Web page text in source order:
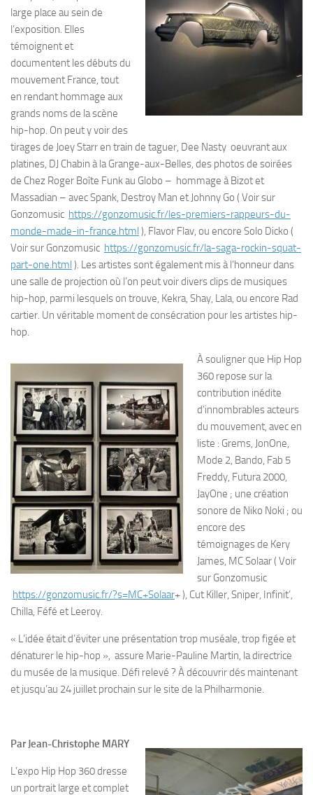
large place au sein de
l’exposition. Elles
témoignent et
documentent les débuts du
mouvement France, tout
en rendant hommage aux
grands noms de la scène
hip-hop. On peut y voir des
tirages de Joey Starr en train de taguer, Dee Nasty oeuvrant aux
platines, DJ Chabin à la Grange-aux-Belles, des photos de soirées
de Chez Roger Boîte Funk au Globo – hommage à Bizot et
Massadian – avec Spank, Destroy Man et Johnny Go ( Voir sur
Gonzomusic https://gonzomusic.fr/les-premiers-rappeurs-du-
monde-made-in-france.html ), Flavor Flav, ou encore Solo Dicko (
Voir sur Gonzomusic https://gonzomusic.fr/la-saga-rockin-squat-
part-one.html ). Les artistes sont également mis à l’honneur dans
une salle de projection où l’on peut voir divers clips de musiques
hip-hop, parmi lesquels on trouve, Kekra, Shay, Lala, ou encore Rad
cartier. Un véritable moment de consécration pour les artistes hip-
hop.
À souligner que Hip Hop
360 repose sur la
contribution inédite
d’innombrables acteurs
du mouvement, avec en
liste : Grems, JonOne,
Mode 2, Bando, Fab 5
Freddy, Futura 2000,
JayOne ; une création
sonore de Niko Noki ; ou
encore des
témoignages de Kery
James, MC Solaar ( Voir
sur Gonzomusic
https://gonzomusic.fr/?s=MC+Solaar+ ), Cut Killer, Sniper, Infinit’,
Chilla, Féfé et Leeroy.
« L’idée était d’éviter une présentation trop muséale, trop figée et
dénaturer le hip-hop », assure Marie-Pauline Martin, la directrice
du musée de la musique. Défi relevé ? À découvrir dés maintenant
et jusqu’au 24 juillet prochain sur le site de la Philharmonie.
Par Jean-Christophe MARY
L’expo Hip Hop 360 dresse
un portrait large et complet